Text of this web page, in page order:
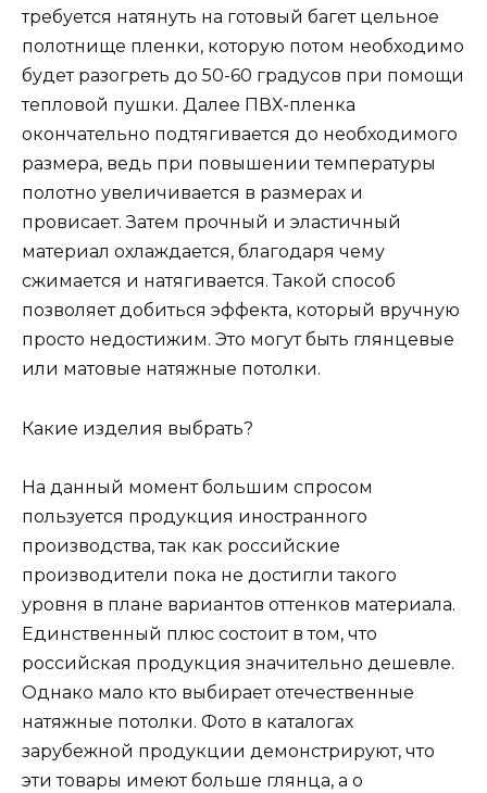
требуется натянуть на готовый багет цельное
полотнище пленки, которую потом необходимо
будет разогреть до 50-60 градусов при помощи
тепловой пушки. Далее ПВХ-пленка
окончательно подтягивается до необходимого
размера, ведь при повышении температуры
полотно увеличивается в размерах и
провисает. Затем прочный и эластичный
материал охлаждается, благодаря чему
сжимается и натягивается. Такой способ
позволяет добиться эффекта, который вручную
просто недостижим. Это могут быть глянцевые
или матовые натяжные потолки.
Какие изделия выбрать?
На данный момент большим спросом
пользуется продукция иностранного
производства, так как российские
производители пока не достигли такого
уровня в плане вариантов оттенков материала.
Единственный плюс состоит в том, что
российская продукция значительно дешевле.
Однако мало кто выбирает отечественные
натяжные потолки. Фото в каталогах
зарубежной продукции демонстрируют, что
эти товары имеют больше глянца, а о